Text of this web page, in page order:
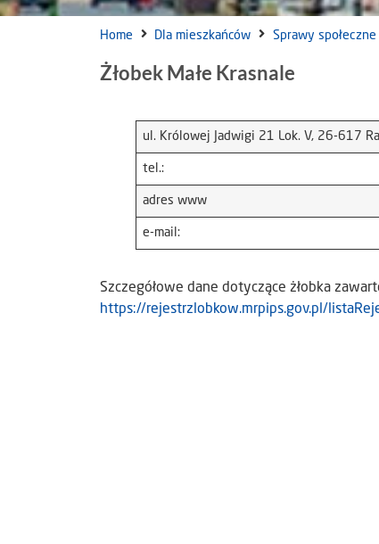
Home Dla mieszkańców Sprawy społeczne
Żłobek Małe Krasnale
ul. Królowej Jadwigi 21 Lok. V, 26-617
tel.:
adres www
e-mail:
Szczegółowe dane dotyczące żłobka
https://rejestrzlobkow.mrpips.gov.pl/